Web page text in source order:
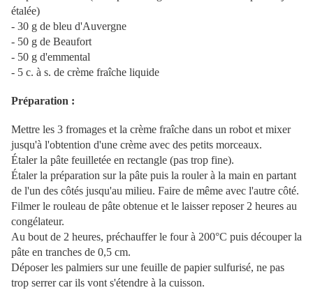
étalée)
- 30 g de bleu d'Auvergne
- 50 g de Beaufort
- 50 g d'emmental
- 5 c. à s. de crème fraîche liquide
Préparation :
Mettre les 3 fromages et la crème fraîche dans un robot et mixer
jusqu'à l'obtention d'une crème avec des petits morceaux.
Étaler la pâte feuilletée en rectangle (pas trop fine).
Étaler la préparation sur la pâte puis la rouler à la main en partant
de l'un des côtés jusqu'au milieu. Faire de même avec l'autre côté.
Filmer le rouleau de pâte obtenue et le laisser reposer 2 heures au
congélateur.
Au bout de 2 heures, préchauffer le four à 200°C puis découper la
pâte en tranches de 0,5 cm.
Déposer les palmiers sur une feuille de papier sulfurisé, ne pas
trop serrer car ils vont s'étendre à la cuisson.